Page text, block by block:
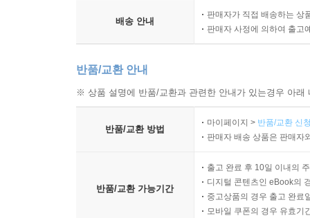
배송 안내
판매자가 직접 배송하는 상
판매자 사정에 의하여 출고
반품/교환 안내
※ 상품 설명에 반품/교환과 관련한 안내가 있는경우 아
반품/교환 방법
마이페이지 > 반품/교환 신
판매자 배송 상품은 판매자
반품/교환 가능기간
출고 완료 후 10일 이내의
디지털 콘텐츠인 eBook의
중고상품의 경우 출고 완료
모바일 쿠폰의 경우 유효기